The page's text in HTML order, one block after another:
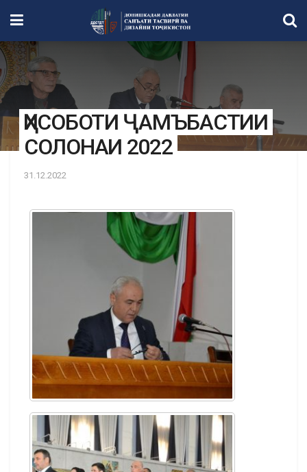
ҲИСОБОТИ ҶАМЪБАСТИИ
СОЛОНАИ 2022
31.12.2022